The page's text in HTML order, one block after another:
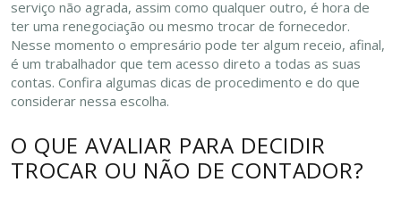
serviço não agrada, assim como qualquer outro, é hora de
ter uma renegociação ou mesmo trocar de fornecedor.
Nesse momento o empresário pode ter algum receio, afinal,
é um trabalhador que tem acesso direto a todas as suas
contas. Confira algumas dicas de procedimento e do que
considerar nessa escolha.
O QUE AVALIAR PARA DECIDIR
TROCAR OU NÃO DE CONTADOR?